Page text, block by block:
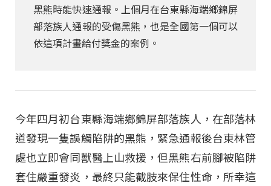
黑熊時能快速通報。上個月在台東縣海端鄉錦屏
部落族人通報的受傷黑熊，也是全國第一個可以
依這項計畫給付獎金的案例。
今年四月初台東縣海端鄉錦屏部落族人，在部落林
道發現一隻誤觸陷阱的黑熊，緊急通報後台東林管
處也立即會同獸醫上山救援，但黑熊右前腳被陷阱
套住嚴重發炎，最終只能截肢來保住性命，所幸這